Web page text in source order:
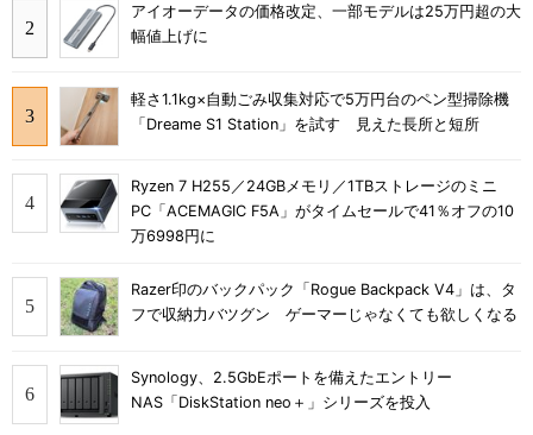
アイオーデータの価格改定、一部モデルは25万円超の大
幅値上げに
軽さ1.1kg×自動ごみ収集対応で5万円台のペン型掃除機
「Dreame S1 Station」を試す 見えた長所と短所
Ryzen 7 H255／24GBメモリ／1TBストレージのミニ
PC「ACEMAGIC F5A」がタイムセールで41％オフの10
万6998円に
Razer印のバックパック「Rogue Backpack V4」は、タ
フで収納力バツグン ゲーマーじゃなくても欲しくなる
Synology、2.5GbEポートを備えたエントリー
NAS「DiskStation neo＋」シリーズを投入